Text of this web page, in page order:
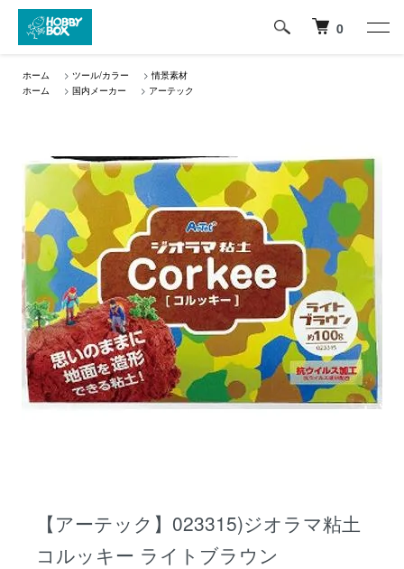
0
ホーム > ツール/カラー > 情景素材
ホーム
> 国内メーカー > アーテック
【アーテック】023315)ジオラマ粘土
コルッキー ライトブラウン